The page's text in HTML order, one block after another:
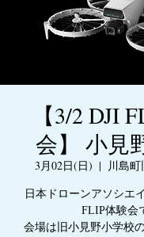
【3/2 DJI
会】 小見
3月02日(日)
  |
川島
日本ドローンアソシエ
FLIP体験会
会場は旧小見野小学校